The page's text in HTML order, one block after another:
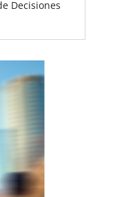
Decisiones